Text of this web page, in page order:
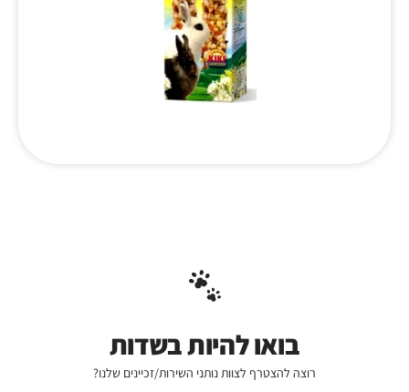
בואו להיות בשדות
רוצה להצטרף לצוות נותני השירות/זכיינים שלנו?